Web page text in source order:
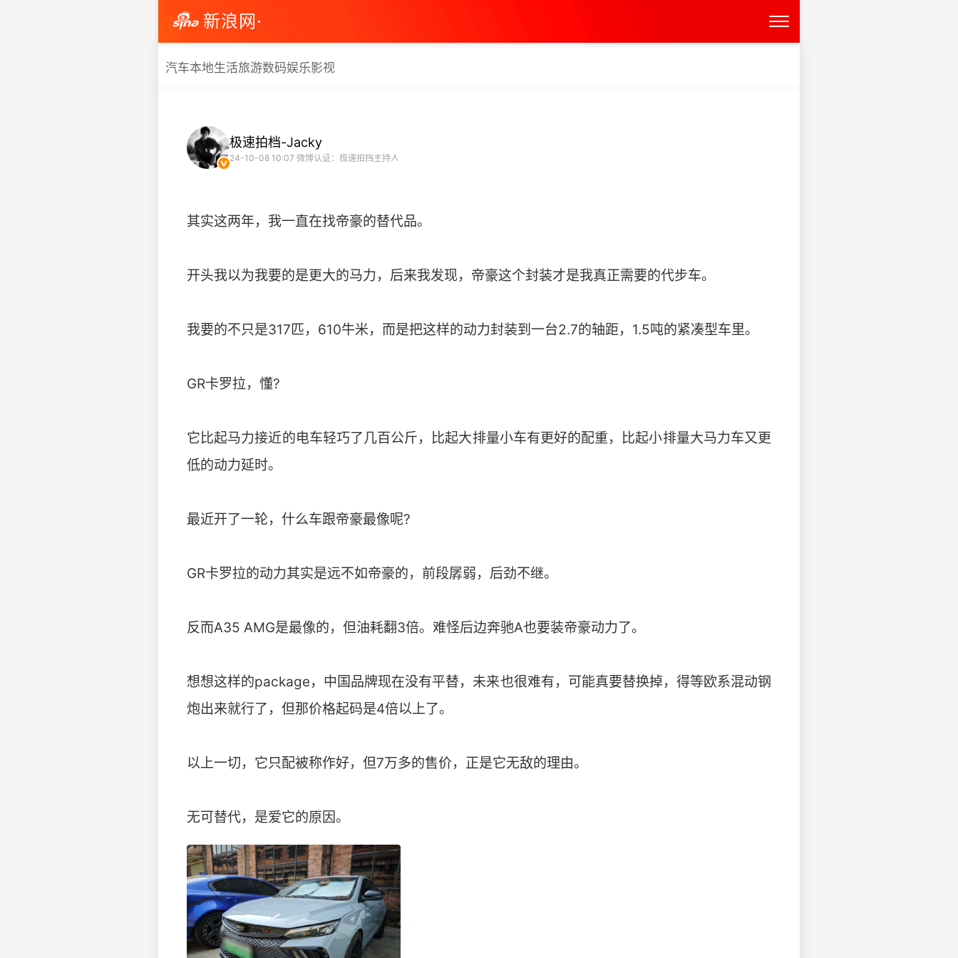
新浪网·
汽车本地生活旅游数码娱乐影视
极速拍档-Jacky
24-10-08 10:07 微博认证：极速拍挡主持人
其实这两年，我一直在找帝豪的替代品。
开头我以为我要的是更大的马力，后来我发现，帝豪这个封装才是我真正需要的代步车。
我要的不只是317匹，610牛米，而是把这样的动力封装到一台2.7的轴距，1.5吨的紧凑型车里。
GR卡罗拉，懂?
它比起马力接近的电车轻巧了几百公斤，比起大排量小车有更好的配重，比起小排量大马力车又更
低的动力延时。
最近开了一轮，什么车跟帝豪最像呢?
GR卡罗拉的动力其实是远不如帝豪的，前段孱弱，后劲不继。
反而A35 AMG是最像的，但油耗翻3倍。难怪后边奔驰A也要装帝豪动力了。
想想这样的package，中国品牌现在没有平替，未来也很难有，可能真要替换掉，得等欧系混动钢
炮出来就行了，但那价格起码是4倍以上了。
以上一切，它只配被称作好，但7万多的售价，正是它无敌的理由。
无可替代，是爱它的原因。